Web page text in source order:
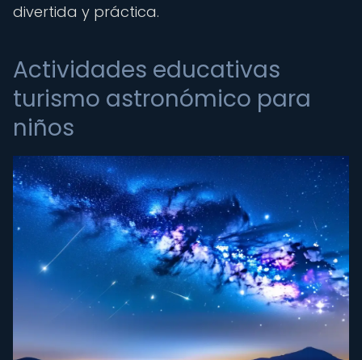
divertida y práctica.
Actividades educativas
turismo astronómico para
niños